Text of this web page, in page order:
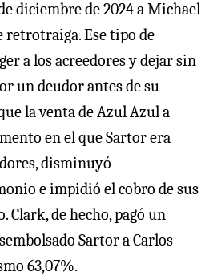
diciembre de 2024 a Michael
retrotraiga. Ese tipo de
a los acreedores y dejar sin
un deudor antes de su
la venta de Azul Azul a
en el que Sartor era
disminuyó
e impidió el cobro de sus
Clark, de hecho, pagó un
Sartor a Carlos
63,07%.